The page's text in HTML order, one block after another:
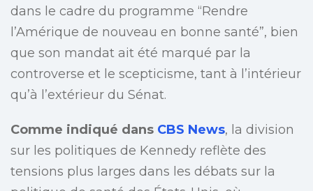
dans le cadre du programme “Rendre
l’Amérique de nouveau en bonne santé”, bien
que son mandat ait été marqué par la
controverse et le scepticisme, tant à l’intérieur
qu’à l’extérieur du Sénat.
Comme indiqué dans CBS News, la division
sur les politiques de Kennedy reflète des
tensions plus larges dans les débats sur la